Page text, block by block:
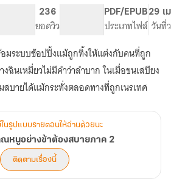
ไม่
ว่า
คุณ
หนู
อย่าง
ข้า
ต้อง
สบาย
2
236
ยอดวิว
PDF/EPUB
ประเภทไฟล์
29 เ
วันที่
ระบบช้อปปิ้งแม้ถูกทิ้งให้แต่งกับคนที่ถูก
ฉินเหมี่ยวไม่มีคำว่าลำบาก ในเมื่อขนเสบียง
สบายได้แม้กระทั่งตลอดทางที่ถูกเนรเทศ
ในรูปแบบรายตอนให้อ่านด้วยนะ
ณหนูอย่างข้าต้องสบายภาค 2
ติดตามเรื่องนี้